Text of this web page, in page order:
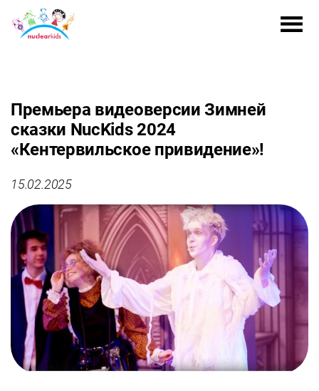
Премьера видеоверсии Зимней
сказки NucKids 2024
«Кентервильское привидение»!
15.02.2025